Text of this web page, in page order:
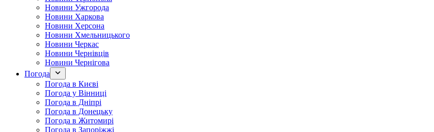
Новини Ужгорода
Новини Харкова
Новини Херсона
Новини Хмельницького
Новини Черкас
Новини Чернівців
Новини Чернігова
Погода
Погода в Києві
Погода у Вінниці
Погода в Дніпрі
Погода в Донецьку
Погода в Житомирі
Погода в Запоріжжі